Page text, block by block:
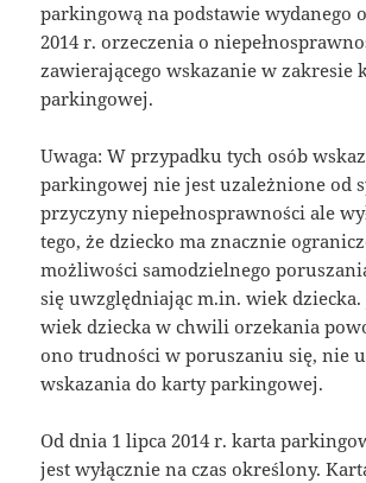
parkingową na podstawie wydanego
2014 r. orzeczenia o
zawierającego wskazanie w zakresie
parkingowej.
Uwaga: W przypadku tych osób
parkingowej nie jest uzależnione od
przyczyny niepełnosprawności ale
tego, że dziecko ma znacznie
możliwości samodzielnego
się uwzględniając m.in. wiek dziecka.
wiek dziecka w chwili orzekania
ono trudności w poruszaniu się, nie
wskazania do karty parkingowej.
Od dnia 1 lipca 2014 r. karta
jest wyłącznie na czas określony.